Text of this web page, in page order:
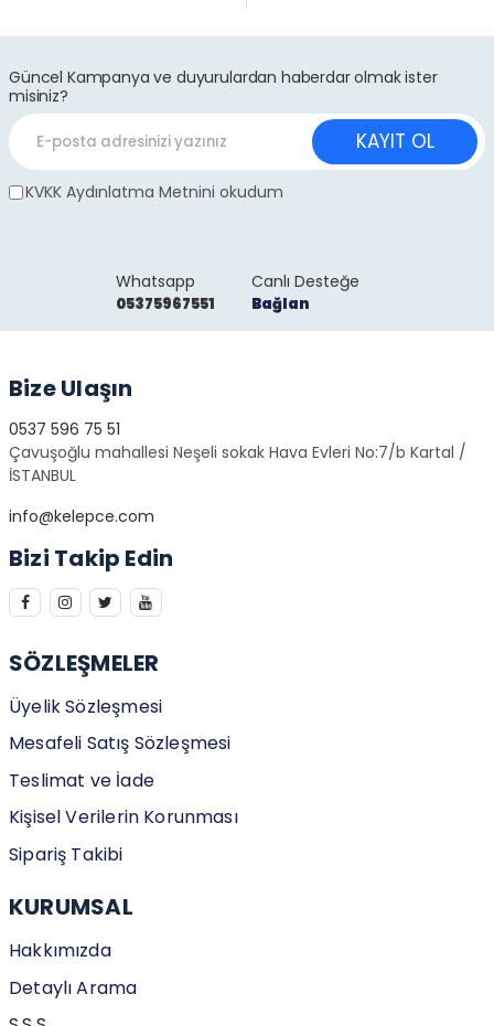
Güncel Kampanya ve duyurulardan haberdar olmak ister
misiniz?
KAYIT OL
KVKK Aydınlatma Metnini okudum
Whatsapp
05375967551
Canlı Desteğe
Bağlan
Bize Ulaşın
0537 596 75 51
Çavuşoğlu mahallesi Neşeli sokak Hava Evleri No:7/b Kartal /
İSTANBUL
info@kelepce.com
Bizi Takip Edin
SÖZLEŞMELER
Üyelik Sözleşmesi
Mesafeli Satış Sözleşmesi
Teslimat ve İade
Kişisel Verilerin Korunması
Sipariş Takibi
KURUMSAL
Hakkımızda
Detaylı Arama